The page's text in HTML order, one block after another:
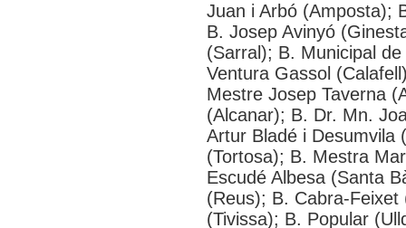
Juan i Arbó (Amposta);
B. Josep Avinyó
(Sarral); B. Municipal
Ventura Gassol
Mestre Josep Taverna
(Alcanar); B. Dr. Mn.
Artur Bladé i Desumvila
(Tortosa); B. Mestra
Escudé Albesa (Santa
(Reus); B. Cabra-
(Tivissa); B. Popular